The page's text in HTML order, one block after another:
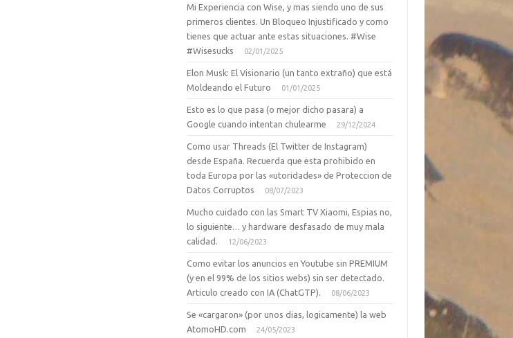
Mi Experiencia con Wise, y mas siendo uno de sus
primeros clientes. Un Bloqueo Injustificado y como
tienes que actuar ante estas situaciones. #Wise
#Wisesucks
02/01/2025
Elon Musk: El Visionario (un tanto extraño) que está
Moldeando el Futuro
01/01/2025
Esto es lo que pasa (o mejor dicho pasara) a
Google cuando intentan chulearme
29/12/2024
Como usar Threads (El Twitter de Instagram)
desde España. Recuerda que esta prohibido en
toda Europa por las «utoridades» de Proteccion de
Datos Corruptos
08/07/2023
Mucho cuidado con las Smart TV Xiaomi, Espias no,
lo siguiente… y hardware desfasado de muy mala
calidad.
12/06/2023
Como evitar los anuncios en Youtube sin PREMIUM
(y en el 99% de los sitios webs) sin ser detectado.
Articulo creado con IA (ChatGTP).
08/06/2023
Se «cargaron» (por unos dias, logicamente) la web
AtomoHD.com
24/05/2023